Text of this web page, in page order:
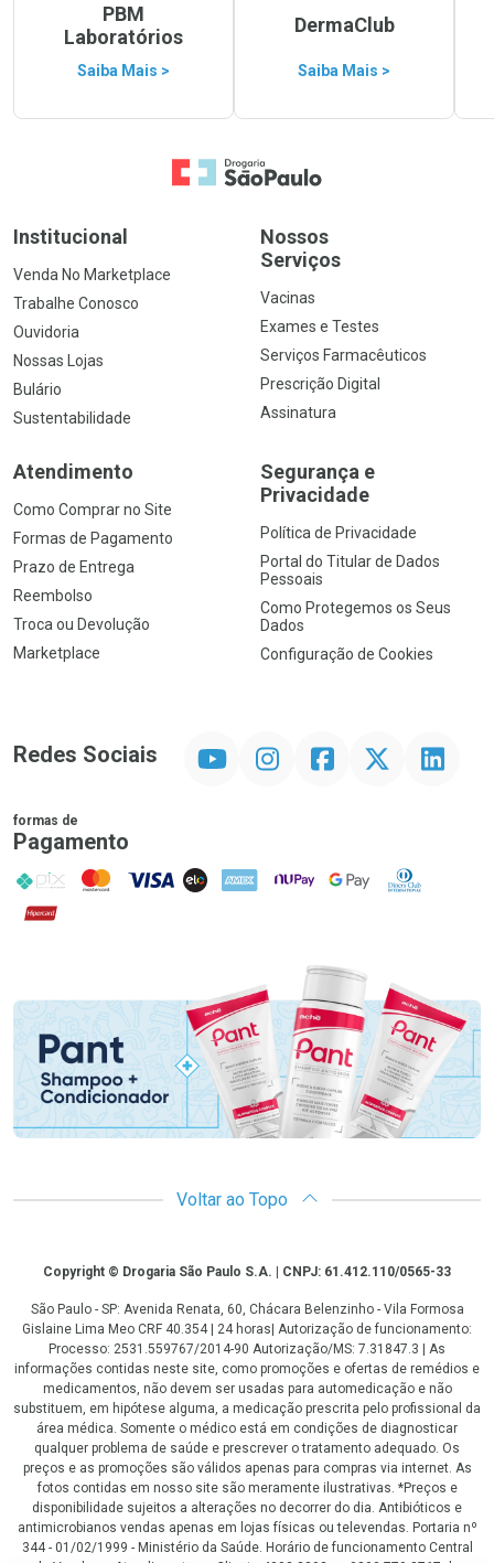
PBM
Laboratórios
Saiba Mais >
DermaClub
Saiba Mais >
Ir para a Home
Institucional
Venda No Marketplace
Trabalhe Conosco
Ouvidoria
Nossas Lojas
Bulário
Sustentabilidade
Nossos
Serviços
Vacinas
Exames e Testes
Serviços Farmacêuticos
Prescrição Digital
Assinatura
Atendimento
Como Comprar no Site
Formas de Pagamento
Prazo de Entrega
Reembolso
Troca ou Devolução
Marketplace
Segurança e
Privacidade
Política de Privacidade
Portal do Titular de Dados
Pessoais
Como Protegemos os Seus
Dados
Configuração de Cookies
Redes Sociais InstagramFacebookTwitter Linkedin
formas de
Pagamento
PIX MasterCard
VISA ELO AMEX NuPay Google PayDiners Club
Hipercard
Promoção em Destaque
Voltar ao Topo
CopyrightCopyright © Drogaria São Paulo S.A. | CNPJ: 61.412.110/0565-33
São Paulo - SP: Avenida Renata, 60, Chácara Belenzinho - Vila Formosa
Gislaine Lima Meo CRF 40.354 | 24 horas| Autorização de funcionamento:
Processo: 2531.559767/2014-90 Autorização/MS: 7.31847.3 | As
informações contidas neste site, como promoções e ofertas de remédios e
medicamentos, não devem ser usadas para automedicação e não
substituem, em hipótese alguma, a medicação prescrita pelo profissional da
área médica. Somente o médico está em condições de diagnosticar
qualquer problema de saúde e prescrever o tratamento adequado. Os
preços e as promoções são válidos apenas para compras via internet. As
fotos contidas em nosso site são meramente ilustrativas. *Preços e
disponibilidade sujeitos a alterações no decorrer do dia. Antibióticos e
antimicrobianos vendas apenas em lojas físicas ou televendas. Portaria nº
344 - 01/02/1999 - Ministério da Saúde. Horário de funcionamento Central